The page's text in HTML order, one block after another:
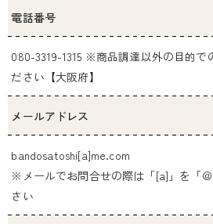
電話番号
080-3319-1315 ※商品調達以外の目的で
ださい【大阪府】
メールアドレス
bandosatoshi[a]me.com
※メールでお問合せの際は「[a]」を「
さい